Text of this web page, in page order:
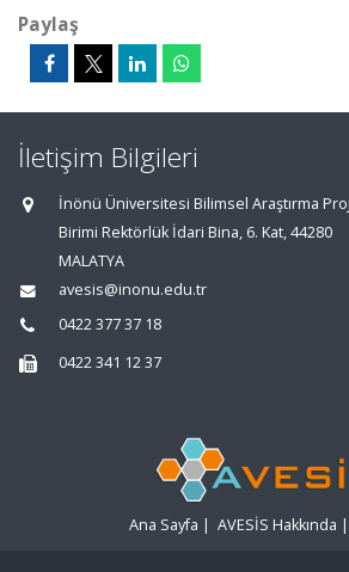
Paylaş
İletişim Bilgileri
İnönü Üniversitesi Bilimsel Araştırma
Birimi Rektörlük İdari Bina, 6. Kat, 44280
MALATYA
avesis@inonu.edu.tr
0422 377 37 18
0422 341 12 37
Ana Sayfa | AVESİS Hakkında |